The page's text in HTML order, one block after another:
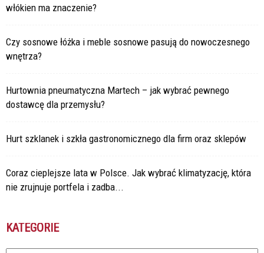
włókien ma znaczenie?
Czy sosnowe łóżka i meble sosnowe pasują do nowoczesnego
wnętrza?
Hurtownia pneumatyczna Martech – jak wybrać pewnego
dostawcę dla przemysłu?
Hurt szklanek i szkła gastronomicznego dla firm oraz sklepów
Coraz cieplejsze lata w Polsce. Jak wybrać klimatyzację, która
nie zrujnuje portfela i zadba...
KATEGORIE
Kategorie